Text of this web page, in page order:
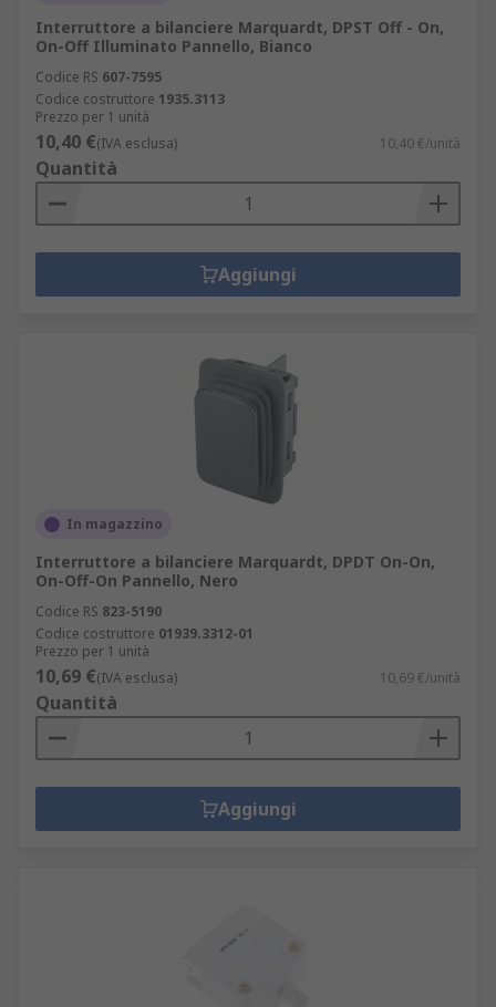
Interruttore a bilanciere Marquardt, DPST Off - On,
On-Off Illuminato Pannello, Bianco
Codice RS 607-7595
Codice costruttore 1935.3113
Prezzo per 1 unità
10,40 €(IVA esclusa) 10,40 €/unità
Quantità
Aggiungi
In magazzino
Interruttore a bilanciere Marquardt, DPDT On-On,
On-Off-On Pannello, Nero
Codice RS 823-5190
Codice costruttore 01939.3312-01
Prezzo per 1 unità
10,69 €(IVA esclusa) 10,69 €/unità
Quantità
Aggiungi